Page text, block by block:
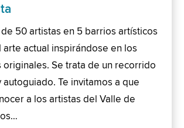
50 artistas en 5 barrios artísticos
arte actual inspirándose en los
originales. Se trata de un recorrido
autoguiado. Te invitamos a que
a los artistas del Valle de